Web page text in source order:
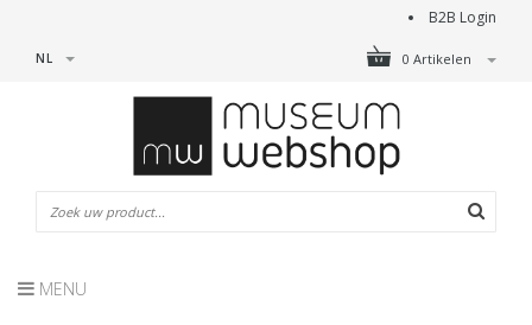
B2B Login
0 Artikelen
NL
MENU